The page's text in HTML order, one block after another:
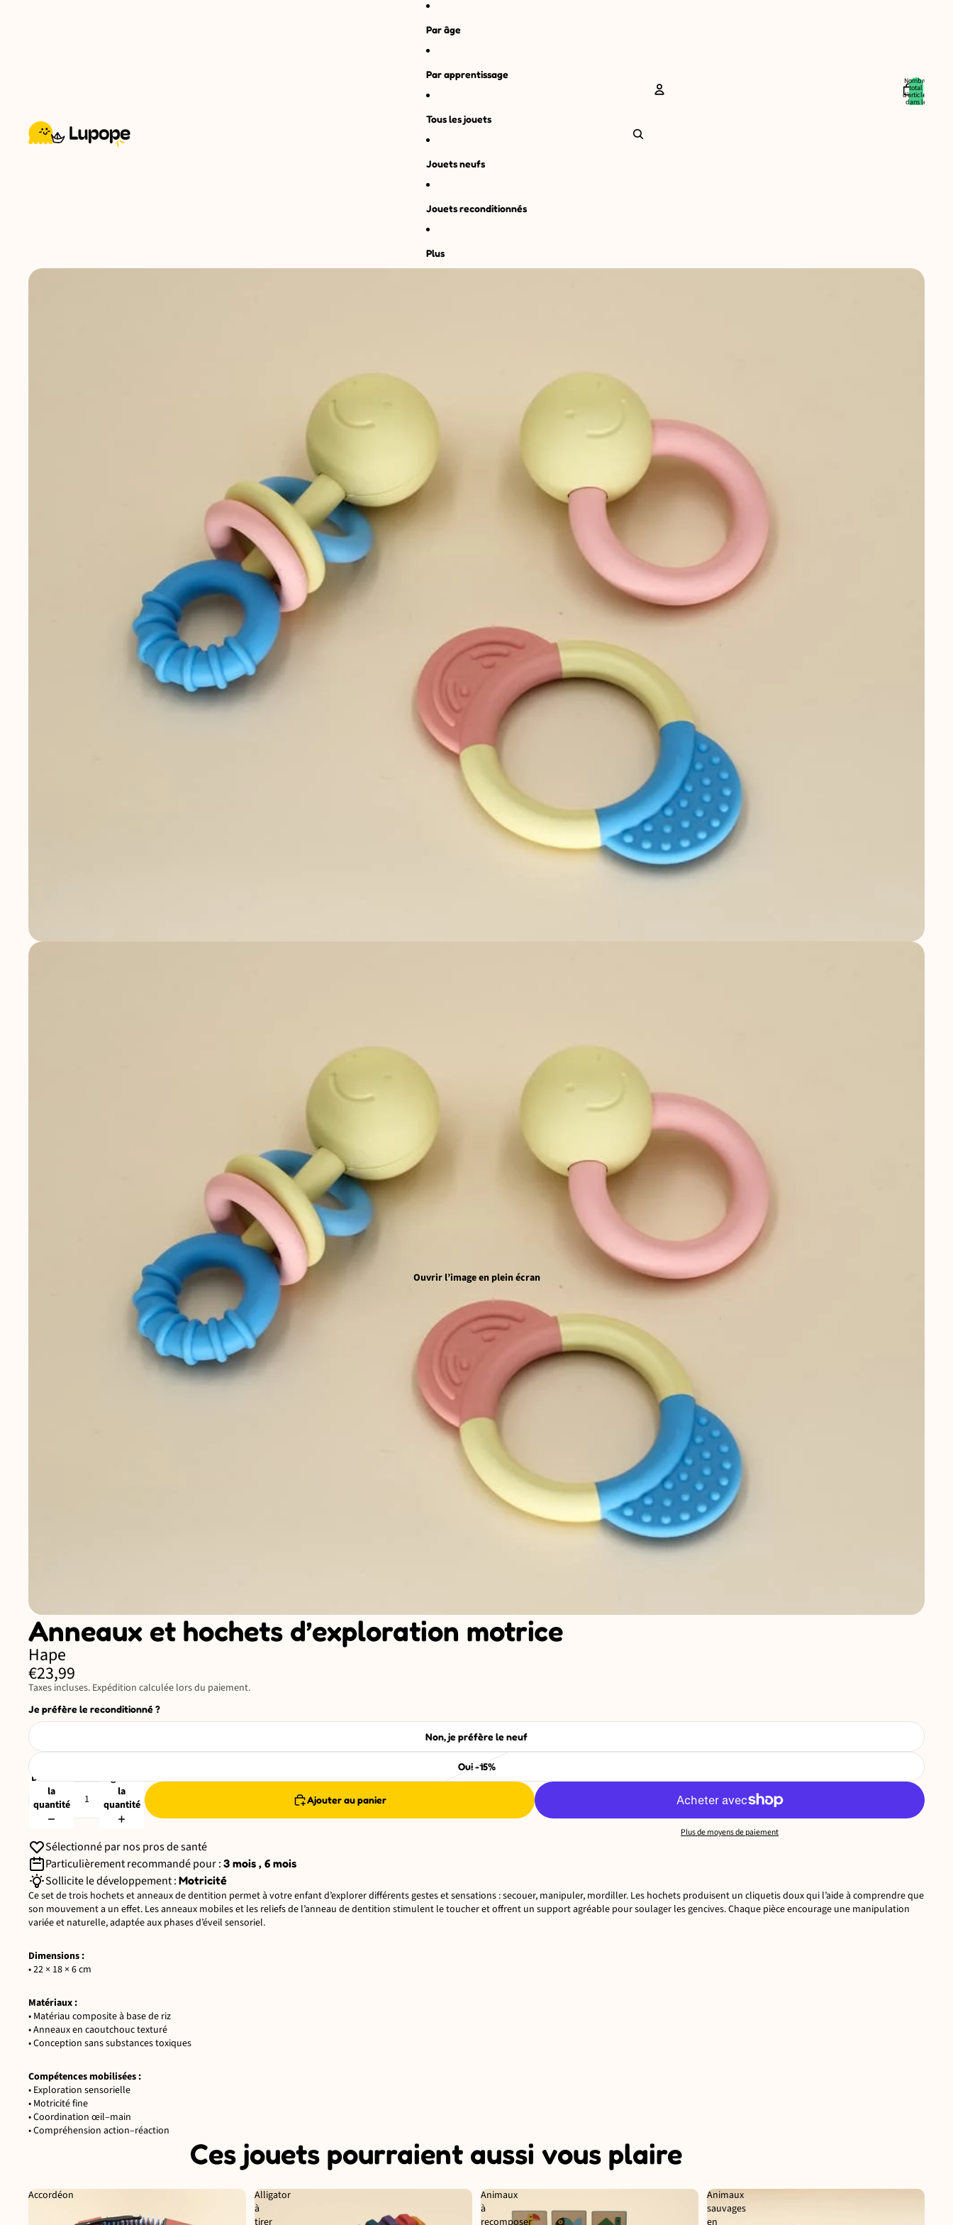
Par âge
Par apprentissage
Tous les jouets
Jouets neufs
Jouets reconditionnés
Plus
Nombre
total
d’articles
dans le
Ouvrir l’image en plein écran
Anneaux et hochets d’exploration motrice
Hape
€23,99
Taxes incluses. Expédition calculée lors du paiement.
Je préfère le reconditionné ?
Non, je préfère le neuf
Oui -15%
Diminuer
la
quantité
Augmenter
la
quantité
Ajouter au panier
Plus de moyens de paiement
Sélectionné par nos pros de santé
Particulièrement recommandé pour : 3 mois , 6 mois
Sollicite le développement : Motricité
Ce set de trois hochets et anneaux de dentition permet à votre enfant d’explorer différents gestes et sensations : secouer, manipuler, mordiller. Les hochets produisent un cliquetis doux qui l’aide à comprendre que
son mouvement a un effet. Les anneaux mobiles et les reliefs de l’anneau de dentition stimulent le toucher et offrent un support agréable pour soulager les gencives. Chaque pièce encourage une manipulation
variée et naturelle, adaptée aux phases d’éveil sensoriel.
Dimensions :
• 22 × 18 × 6 cm
Matériaux :
• Matériau composite à base de riz
• Anneaux en caoutchouc texturé
• Conception sans substances toxiques
Compétences mobilisées :
• Exploration sensorielle
• Motricité fine
• Coordination œil–main
• Compréhension action–réaction
Ces jouets pourraient aussi vous plaire
Accordéon
Alligator
à
tirer
Animaux
à
recomposer
Animaux
sauvages
en